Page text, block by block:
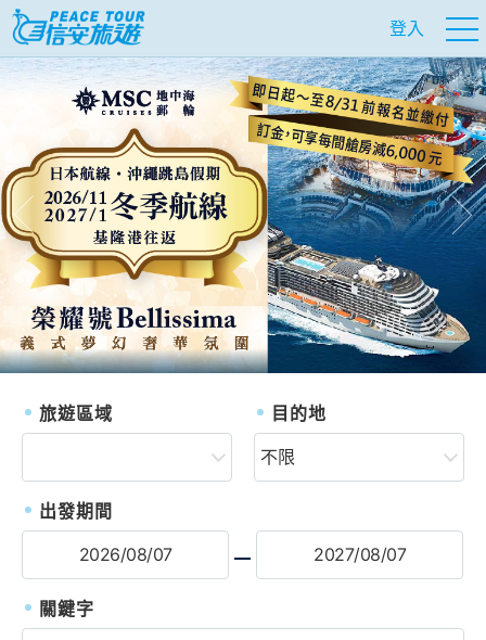
登入
往前 往
旅遊區域 目的地
出發期間